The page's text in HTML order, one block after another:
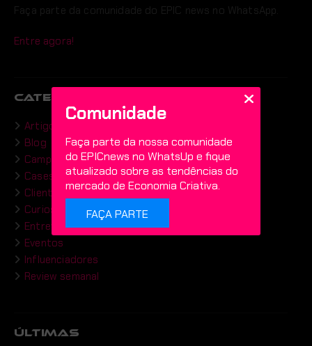
Faça parte da comunidade do EPIC news no WhatsApp.
Entre agora!
CATEGORIAS
Artigos
Blog
Campanhas
Cases
Clientes
Curiosidades
Entrevistas
Eventos
Influenciadores
Review semanal
ÚLTIMAS
Comunidade
Faça parte da nossa comunidade
do EPICnews no WhatsUp e fique
atualizado sobre as tendências do
mercado de Economia Criativa.
FAÇA PARTE